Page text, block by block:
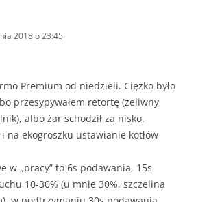
2018 o 23:45
Premium od niedzieli. Ciężko było
przesypywałem retortę (żeliwny
albo żar schodził za nisko.
na ekogroszku ustawianie kotłów
w „pracy” to 6s podawania, 15s
10-30% (u mnie 30%, szczelina